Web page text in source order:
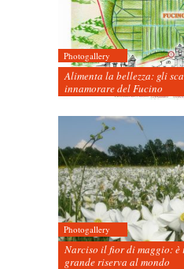
Photogallery
Alimenta la bellezza: gli
innamorare del Fucino
Photogallery
Narciso il fior di maggio:
grande riserva al mondo